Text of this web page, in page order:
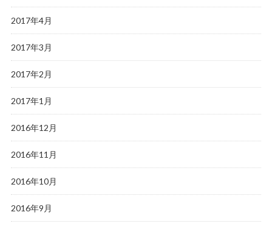
2017年4月
2017年3月
2017年2月
2017年1月
2016年12月
2016年11月
2016年10月
2016年9月